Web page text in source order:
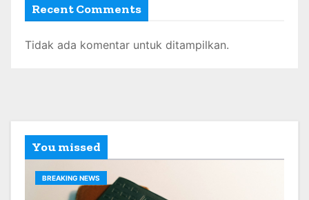
Recent Comments
Tidak ada komentar untuk ditampilkan.
You missed
BREAKING NEWS